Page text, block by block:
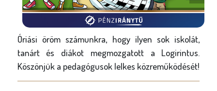
Óriási öröm számunkra, hogy ilyen sok iskolát,
tanárt és diákot megmozgatott a Logirintus.
Köszönjük a pedagógusok lelkes közreműködését!